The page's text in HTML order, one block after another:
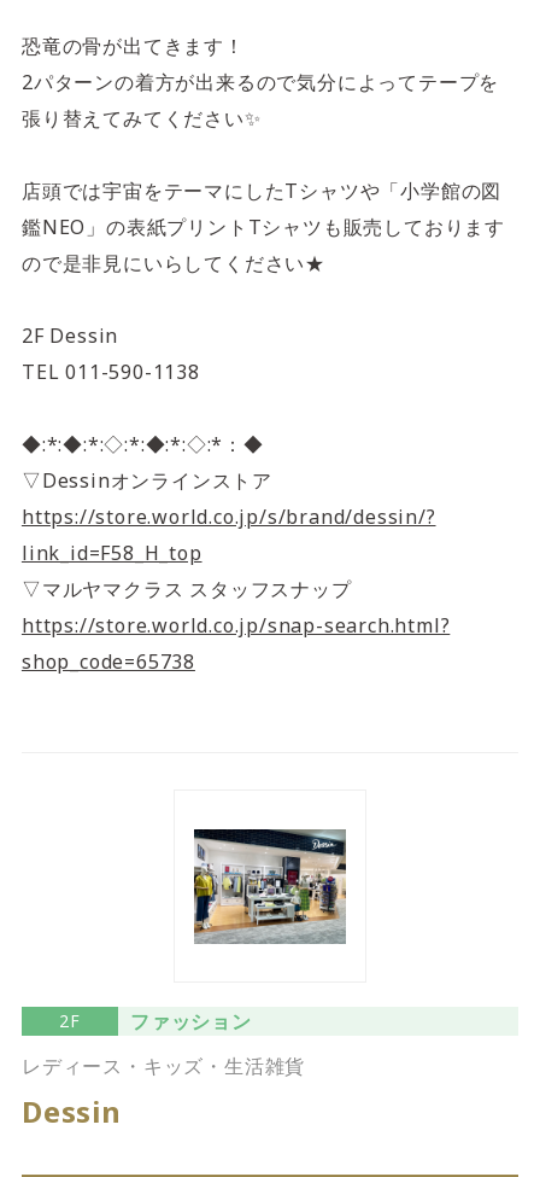
恐竜の骨が出てきます！
2パターンの着方が出来るので気分によってテープを
張り替えてみてください✨
店頭では宇宙をテーマにしたTシャツや「小学館の図
鑑NEO」の表紙プリントTシャツも販売しております
ので是非見にいらしてください★
2F Dessin
TEL011-590-1138
◆:*:◆:*:◇:*:◆:*:◇:*：◆
▽Dessinオンラインストア
https://store.world.co.jp/s/brand/dessin/?
link_id=F58_H_top
▽マルヤマクラス スタッフスナップ
https://store.world.co.jp/snap-search.html?
shop_code=65738
2F
ファッション
レディース・キッズ・生活雑貨
Dessin